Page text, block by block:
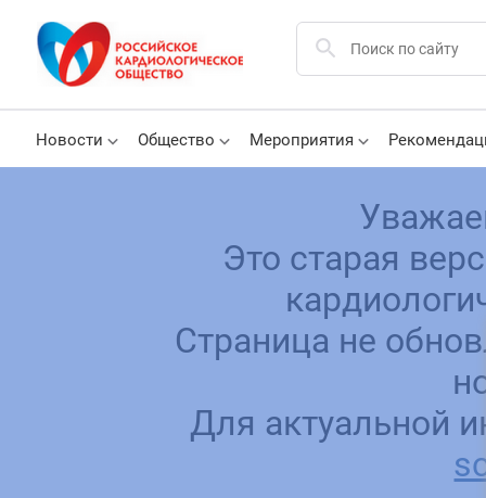
Новости Общество Мероприятия
Это старая
Страница не
Для актуальной